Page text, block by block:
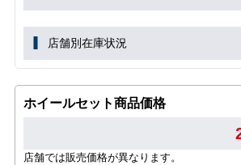
店舗別在庫状況
ホイールセット商品価格
店舗では販売価格が異なります。